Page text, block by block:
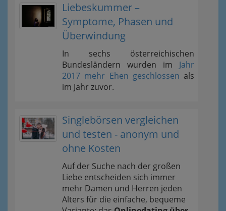
Liebeskummer –
Symptome, Phasen und
Überwindung
In sechs österreichischen
Bundesländern wurden im Jahr
2017 mehr Ehen geschlossen als
im Jahr zuvor.
Singlebörsen vergleichen
und testen - anonym und
ohne Kosten
Auf der Suche nach der großen
Liebe entscheiden sich immer
mehr Damen und Herren jeden
Alters für die einfache, bequeme